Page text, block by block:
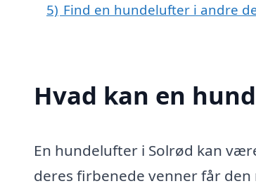
5) Find en hundelufter i andre
Hvad kan en
En hundelufter i Solrød kan
deres firbenede venner får